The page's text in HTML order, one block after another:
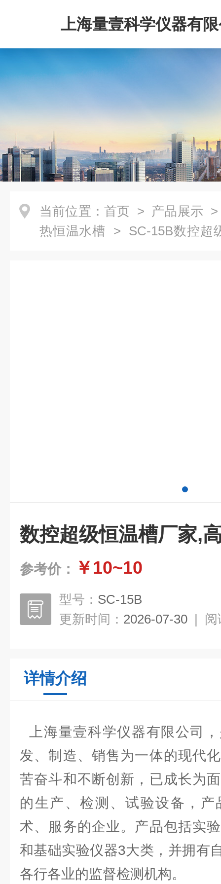
上海量壹科学仪器有
当前位置： 首页 > 产品展示
热恒温水槽 > SC-15B数控超
数控超级恒温槽厂家,
参考价： ￥10~10
型号： SC-15B
更新时间： 2026-07-30 | 阅
详情介绍
上海量壹科学仪器有限公司
发、制造、销售为一体的现代
苦奋斗和不断创新，已成长为
的生产、检测、试验设备，
术、服务的企业。产品包括实
和基础实验仪器3大类，并拥有
各行各业的监督检测机构。